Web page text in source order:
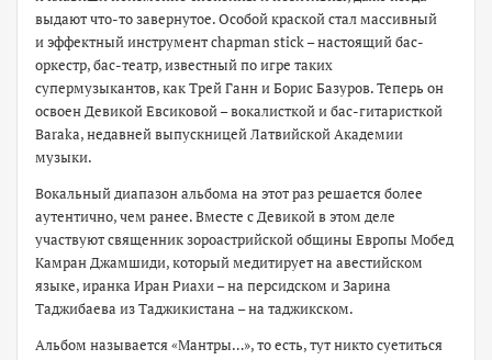
выдают что-то завернутое. Особой краской стал массивный
и эффектный инструмент chapman stick – настоящий бас-
оркестр, бас-театр, известный по игре таких
супермузыкантов, как Трей Ганн и Борис Базуров. Теперь он
освоен Девикой Евсиковой – вокалисткой и бас-гитаристкой
Baraka, недавней выпускницей Латвийской Академии
музыки.
Вокальный диапазон альбома на этот раз решается более
аутентично, чем ранее. Вместе с Девикой в этом деле
участвуют священник зороастрийской общины Европы Мобед
Камран Джамшиди, который медитирует на авестийском
языке, иранка Иран Риахи – на персидском и Зарина
Таджибаева из Таджикистана – на таджикском.
Альбом называется «Мантры…», то есть, тут никто суетиться